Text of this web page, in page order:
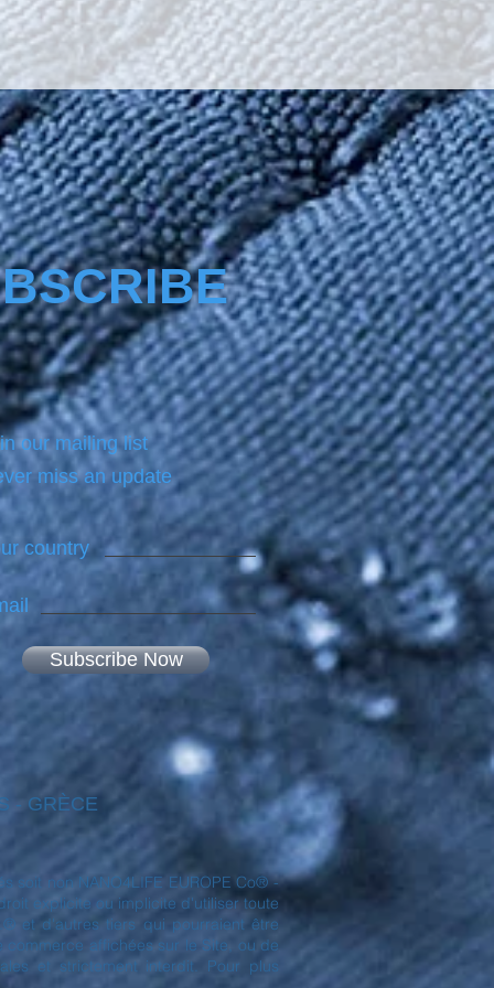
our mailing list
miss an update
country
Subscribe Now
- GRÈCE
soit non NANO4LIFE EUROPE Co® -
explicite ou implicite d'utiliser toute
et d'autres tiers qui pourraient être
affichées sur le Site, ou de
et strictement interdit. Pour plus